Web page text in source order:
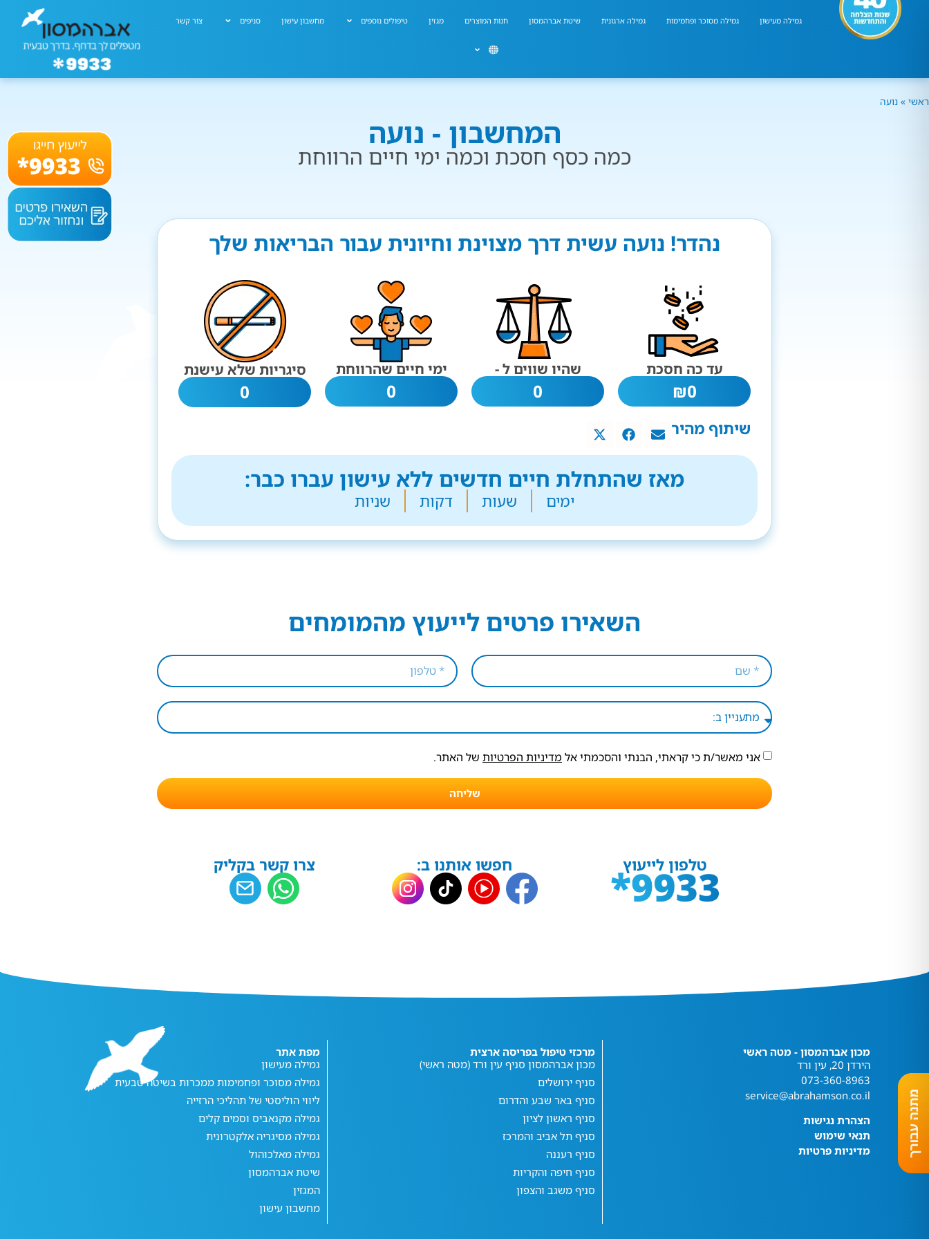
גמילה מעישון גמילה מסוכר ופחמימות גמילה ארגונית שיטת אברהמסון חנות המוצרים מגזין טיפולים נוספים מחשבון עישון סניפים צור קשר
ראשי » נועה
המחשבון - נועה
כמה כסף חסכת וכמה ימי חיים הרווחת
נהדר! נועה עשית דרך מצוינת וחיונית עבור הבריאות שלך
עד כה חסכת
0
₪
שהיו שווים ל -
0
ימי חיים שהרווחת
0
סיגריות שלא עישנת
0
שיתוף מהיר
מאז שהתחלת חיים חדשים ללא עישון עברו כבר:
ימים שעות דקות שניות
השאירו פרטים לייעוץ מהמומחים
אני מאשר/ת כי קראתי, הבנתי והסכמתי אל מדיניות הפרטיות של האתר.
שליחה
טלפון לייעוץ חפשו אותנו ב: צרו קשר בקליק
מכון אברהמסון - מטה ראשי
הירדן 20, עין ורד
073-360-8963
service@abrahamson.co.il
הצהרת נגישות
תנאי שימוש
מדיניות פרטיות
מרכזי טיפול בפריסה ארצית
מכון אברהמסון סניף עין ורד (מטה ראשי)
סניף ירושלים
סניף באר שבע והדרום
סניף ראשון לציון
סניף תל אביב והמרכז
סניף רעננה
סניף חיפה והקריות
סניף משגב והצפון
מפת אתר
גמילה מעישון
גמילה מסוכר ופחמימות ממכרות בשיטה טבעית
ליווי הוליסטי של תהליכי הרזייה
גמילה מקנאביס וסמים קלים
גמילה מסיגריה אלקטרונית
גמילה מאלכוהול
שיטת אברהמסון
המגזין
מחשבון עישון